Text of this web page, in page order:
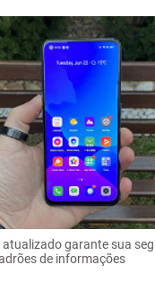
garante sua
de informações